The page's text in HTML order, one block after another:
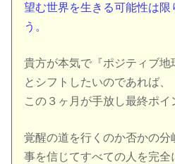
望む世界を生きる可能性は限
う。
貴方が本気で『ポジティブ
とシフトしたいのであれば、
この３ヶ月が手放し最終ポイ
覚醒の道を行くのか否かの分
事を信じてすべての人を完全